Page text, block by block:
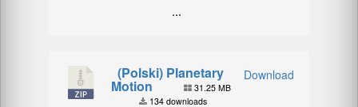
...
Download
(Polski) Planetary
Motion
31.25 MB
134 downloads